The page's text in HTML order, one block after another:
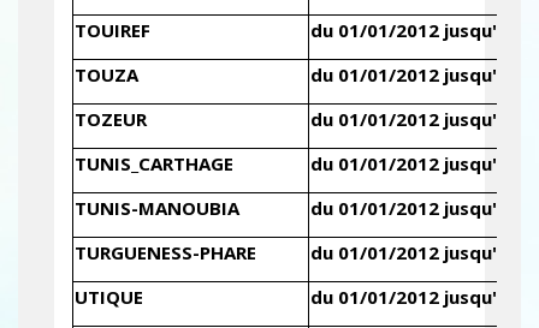
TOUIREF
du 01/01/2012 jusqu'au
TOUZA
du 01/01/2012 jusqu'au
TOZEUR
du 01/01/2012 jusqu'au
TUNIS_CARTHAGE
du 01/01/2012 jusqu'au
TUNIS-MANOUBIA
du 01/01/2012 jusqu'au
TURGUENESS-PHARE
du 01/01/2012 jusqu'au
UTIQUE
du 01/01/2012 jusqu'au